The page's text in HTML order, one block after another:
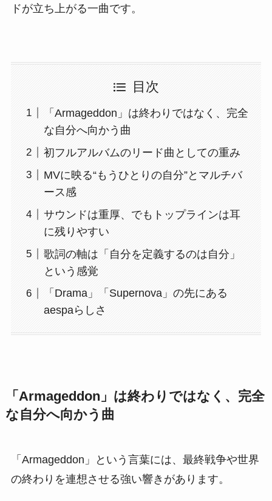
ドが立ち上がる一曲です。
目次
「Armageddon」は終わりではなく、完全
な自分へ向かう曲
初フルアルバムのリード曲としての重み
MVに映る“もうひとりの自分”とマルチバ
ース感
サウンドは重厚、でもトップラインは耳
に残りやすい
歌詞の軸は「自分を定義するのは自分」
という感覚
「Drama」「Supernova」の先にある
aespaらしさ
「Armageddon」は終わりではなく、完全
な自分へ向かう曲
「Armageddon」という言葉には、最終戦争や世界
の終わりを連想させる強い響きがあります。